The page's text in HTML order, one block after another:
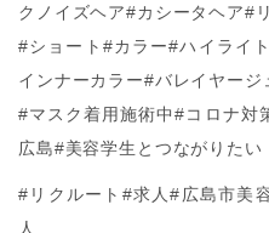
クノイズヘア#カシータヘア#
#ショート#カラー#ハイライ
インナーカラー#バレイヤージ
#マスク着用施術中#コロナ
広島#美容学生とつながりたい
#リクルート#求人#広島市美
人